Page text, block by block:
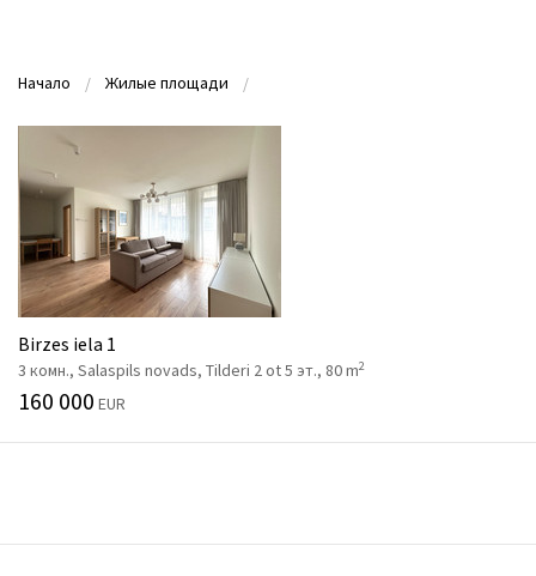
Начало Жилые площади
Birzes iela 1
3 комн., Salaspils novads, Tilderi 2 ot 5 эт., 80 m2
160 000 EUR